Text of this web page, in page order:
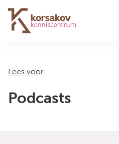
Navigation
Lees voor
Podcasts